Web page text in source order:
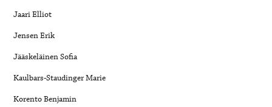
Jaari Elliot
Jensen Erik
Jääskeläinen Sofia
Kaulbars-Staudinger Marie
Korento Benjamin